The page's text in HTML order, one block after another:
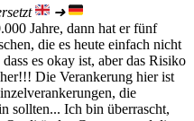
➜
Jahre, dann hat er fünf
die es heute einfach nicht
es okay ist, aber das Risiko
Die Verankerung hier ist
die
sollten... Ich bin überrascht,